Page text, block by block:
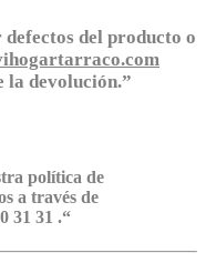
defectos del producto o
la devolución.”
política de
a través de
31 31 .“